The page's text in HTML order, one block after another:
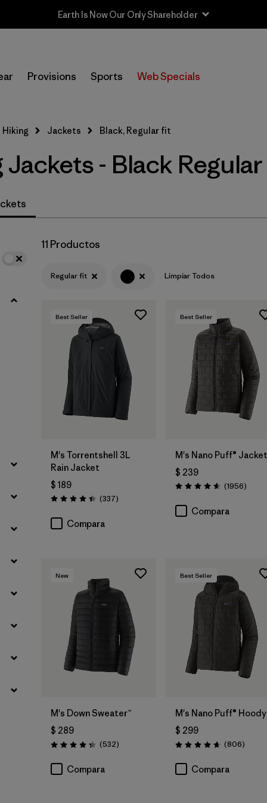
Earth Is Now Our Only Shareholder
Provisions Sports Web Specials
Selecciona una tienda
Filtrar por
Price
Filtrar por
Fit 1
Filtrar por
Color
Filtrar por
Materials & Fabric
Filtrar por
Product Family
Hiking Jackets Black, Regular fit
- Black
11 Productos
Regular fit Limpiar Todos
Best Seller
M's Torrentshell 3L
Rain Jacket
$ 189
Valoración: 4.4 / 5
(337Comentarios
)
Compara
Best Seller
M's Nano Puff® Jacket
$ 239
Valoración: 4.6 / 5
(1956)
Compara
New
M's Down Sweater™
$ 289
Valoración: 4.4 / 5
(532Comentarios
)
Compara
Best Seller
M's Nano Puff® Hoody
$ 299
Valoración: 4.6 / 5
(806)
Compara